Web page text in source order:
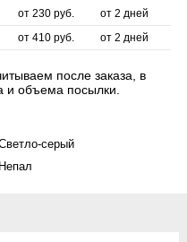
от 230 руб.
от 2 дней
от 410 руб. от 2 дней
после заказа, в
и объема посылки.
серый
Непал